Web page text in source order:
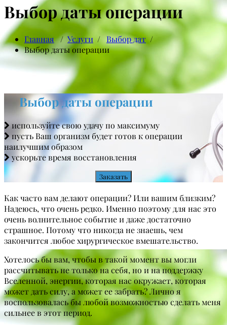
Выбор даты операции
Главная/Услуги/Выбор дат/
Выбор даты операции
Выбор даты операции
используйте свою удачу по максимуму
пусть Ваш организм будет готов к операции
наилучшим образом
ускорьте время восстановления
Как часто вам делают операции? Или вашим близким?
Надеюсь, что очень редко. Именно поэтому для нас это
очень волнительное событие и даже достаточно
страшное. Потому что никогда не знаешь, чем
закончится любое хирургическое вмешательство.
Хотелось бы вам, чтобы в такой момент вы могли
рассчитывать не только на себя, но и на поддержку
Вселенной, энергии, которая нас окружает, которая
может дать силу, а может ее забрать? Лично я
воспользовалась бы любой возможностью сделать меня
сильнее в этот период.